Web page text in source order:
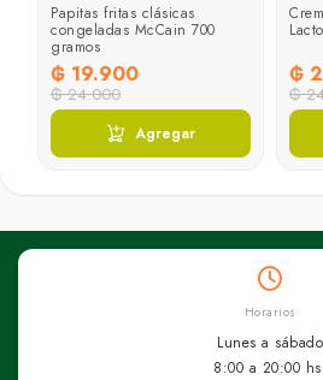
Papitas fritas clásicas
congeladas McCain 700
gramos
₲ 19.900
₲ 24.000
Agregar
₲
₲
Horarios
Lunes a sábado
8:00 a 20:00